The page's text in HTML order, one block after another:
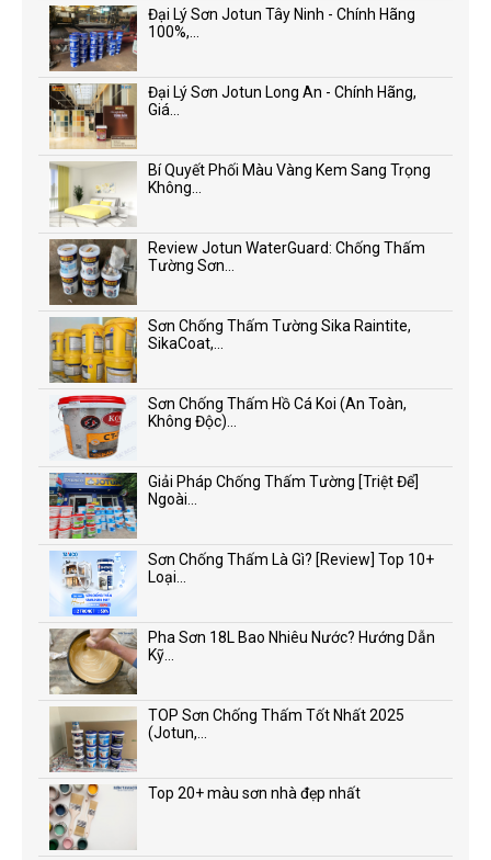
Đại Lý Sơn Jotun Tây Ninh - Chính Hãng
100%,...
Đại Lý Sơn Jotun Long An - Chính Hãng,
Giá...
Bí Quyết Phối Màu Vàng Kem Sang Trọng
Không...
Review Jotun WaterGuard: Chống Thấm
Tường Sơn...
Sơn Chống Thấm Tường Sika Raintite,
SikaCoat,...
Sơn Chống Thấm Hồ Cá Koi (An Toàn,
Không Độc)...
Giải Pháp Chống Thấm Tường [Triệt Để]
Ngoài...
Sơn Chống Thấm Là Gì? [Review] Top 10+
Loại...
Pha Sơn 18L Bao Nhiêu Nước? Hướng Dẫn
Kỹ...
TOP Sơn Chống Thấm Tốt Nhất 2025
(Jotun,...
Top 20+ màu sơn nhà đẹp nhất